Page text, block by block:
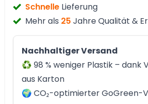
Schnelle Lieferung
Mehr als 25 Jahre Qualität &
Nachhaltiger Versand
♻️ 98 % weniger Plastik – dank
aus Karton
🌍 CO₂-optimierter GoGreen-